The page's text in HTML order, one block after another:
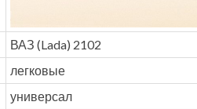
ВАЗ (Lada) 2102
легковые
универсал